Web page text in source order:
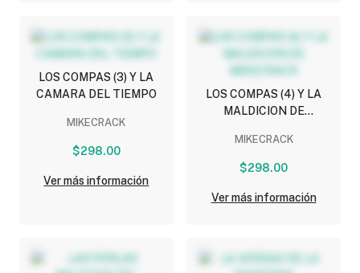
LOS COMPAS (3) Y LA
CAMARA DEL TIEMPO
MIKECRACK
$298.00
Ver más información
LOS COMPAS (4) Y LA
MALDICION DE
MIKECRACK
$298.00
Ver más información